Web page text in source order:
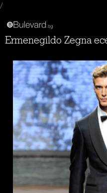
/
Ermenegildo Zegna